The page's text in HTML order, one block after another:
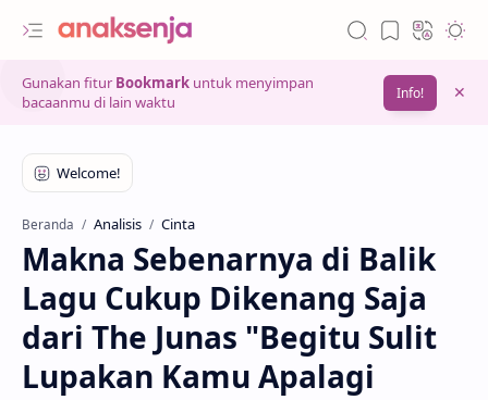
Gunakan fitur Bookmark untuk menyimpan
bacaanmu di lain waktu
Info!
Beranda Analisis Cinta
Makna Sebenarnya di Balik
Lagu Cukup Dikenang Saja
dari The Junas "Begitu Sulit
Lupakan Kamu Apalagi